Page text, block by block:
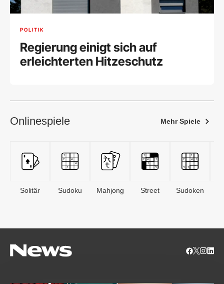
POLITIK
Regierung einigt sich auf
erleichterten Hitzeschutz
Onlinespiele Mehr Spiele
Solitär Sudoku Mahjong Street Sudoken